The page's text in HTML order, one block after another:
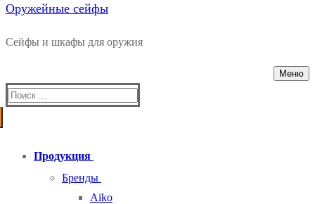
Оружейные сейфы
Сейфы и шкафы для оружия
Меню
Найти:
Продукция
Бренды
Aiko